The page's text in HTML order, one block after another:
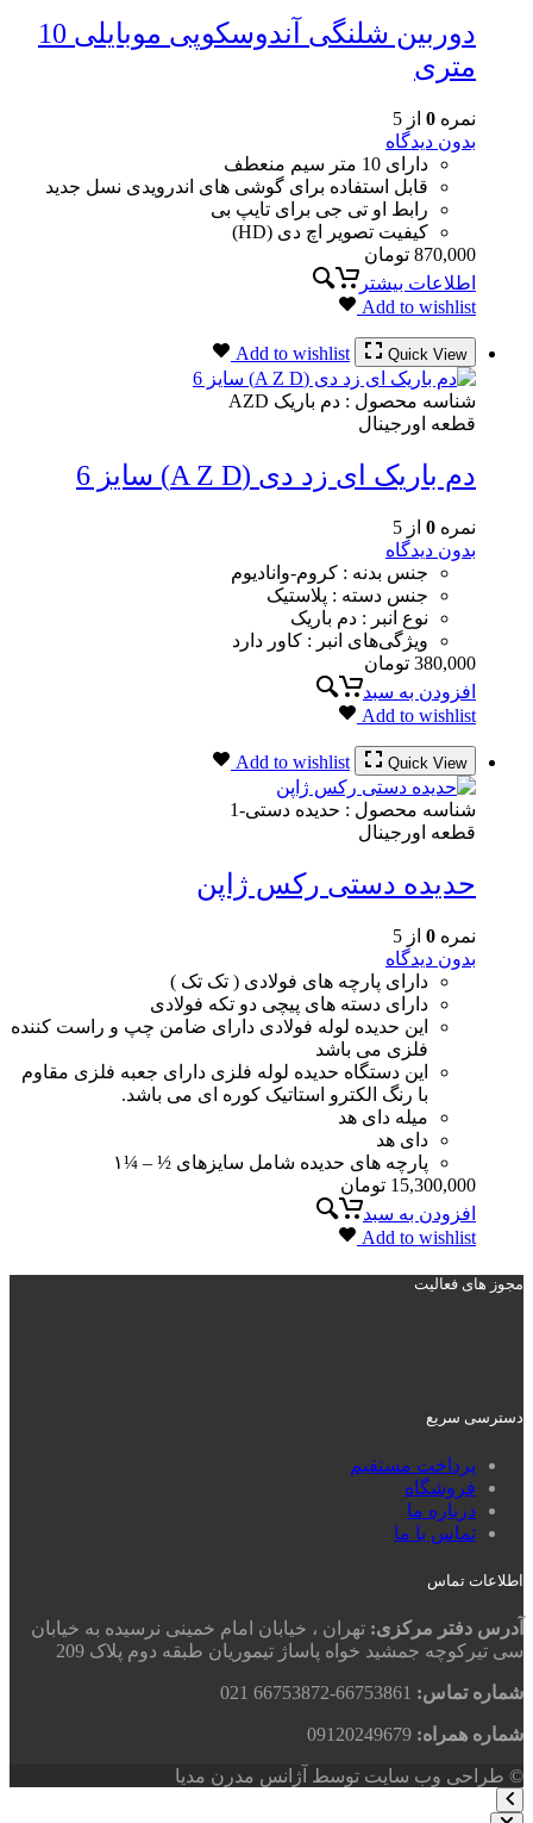
دوربین شلنگی آندوسکوپی موبایلی 10
متری
نمره 0 از 5
بدون دیدگاه
دارای 10 متر سیم منعطف
قابل استفاده برای گوشی های اندرویدی نسل جدید
رابط او تی جی برای تایپ بی
کیفیت تصویر اچ دی (HD)
870,000 تومان
اطلاعات بیشتر
Add to wishlist
Quick View
Add to wishlist
شناسه محصول : دم باریک AZD
قطعه اورجینال
دم باریک ای زد دی (A Z D) سایز 6
نمره 0 از 5
بدون دیدگاه
جنس بدنه : کروم-وانادیوم
جنس دسته : پلاستیک
نوع انبر : دم باریک
ویژگی‌های انبر : کاور دارد
380,000 تومان
افزودن به سبد
Add to wishlist
Quick View
Add to wishlist
شناسه محصول : حدیده دستی-1
قطعه اورجینال
حدیده دستی رکس ژاپن
نمره 0 از 5
بدون دیدگاه
دارای پارچه های فولادی ( تک تک )
دارای دسته های پیچی دو تکه فولادی
این حدیده لوله فولادی دارای ضامن چپ و راست کننده
فلزی می باشد
این دستگاه حدیده لوله فلزی دارای جعبه فلزی مقاوم
با رنگ الکترو استاتیک کوره ای می باشد.
میله دای هد
دای هد
پارچه های حدیده شامل سایزهای ½ – ¼۱
15,300,000 تومان
افزودن به سبد
Add to wishlist
مجوز های فعالیت
دسترسی سریع
پرداخت مستقیم
فروشگاه
درباره ما
تماس با ما
اطلاعات تماس
آدرس دفتر مرکزی: تهران ، خیابان امام خمینی نرسیده به خیابان
سی تیرکوچه جمشید خواه پاساژ تیموریان طبقه دوم پلاک 209
شماره تماس:
شماره همراه:
© طراحی وب سایت توسط آژانس مدرن مدیا